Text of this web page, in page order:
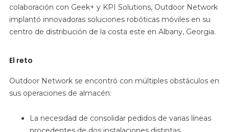
colaboración con Geek+ y KPI Solutions, Outdoor Network
implantó innovadoras soluciones robóticas móviles en su
centro de distribución de la costa este en Albany, Georgia.
El reto
Outdoor Network se encontró con múltiples obstáculos en
sus operaciones de almacén:
La necesidad de consolidar pedidos de varias líneas